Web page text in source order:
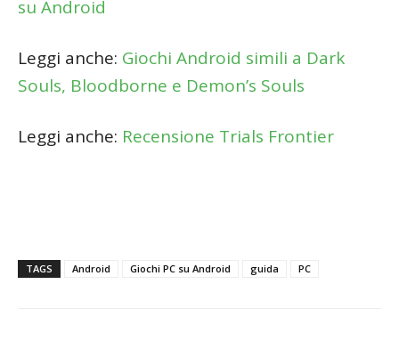
su Android
Leggi anche: Giochi Android simili a Dark
Souls, Bloodborne e Demon’s Souls
Leggi anche: Recensione Trials Frontier
TAGS Android Giochi PC su Android guida PC